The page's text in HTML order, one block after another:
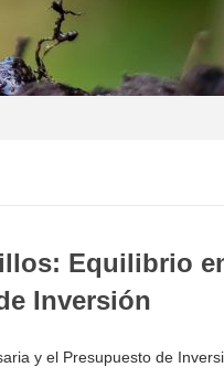
Equilibrio
Inversión
y el Presupuesto de